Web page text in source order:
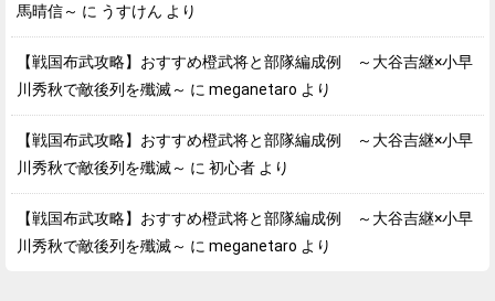
馬晴信～ に うすけん より
【戦国布武攻略】おすすめ橙武将と部隊編成例 ～大谷吉継×小早
川秀秋で敵後列を殲滅～ に meganetaro より
【戦国布武攻略】おすすめ橙武将と部隊編成例 ～大谷吉継×小早
川秀秋で敵後列を殲滅～ に 初心者 より
【戦国布武攻略】おすすめ橙武将と部隊編成例 ～大谷吉継×小早
川秀秋で敵後列を殲滅～ に meganetaro より